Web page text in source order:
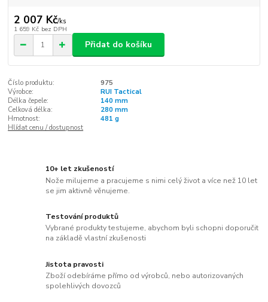
2 007 Kč/ks
1 659 Kč bez DPH
Přidat do košíku
Číslo produktu:
975
Výrobce:
RUI Tactical
Délka čepele:
140 mm
Celková délka:
280 mm
Hmotnost:
481 g
Hlídat cenu / dostupnost
10+ let zkušeností
Nože milujeme a pracujeme s nimi celý život a více než 10 let
se jim aktivně věnujeme.
Testování produktů
Vybrané produkty testujeme, abychom byli schopni doporučit
na základě vlastní zkušenosti
Jistota pravosti
Zboží odebíráme přímo od výrobců, nebo autorizovaných
spolehlivých dovozců